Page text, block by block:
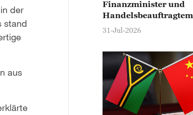
der
stand
aus
Finanzminister und
Handelsbeauftragtem
31-Jul-2026